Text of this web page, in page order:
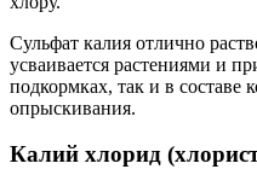
Сульфат калия отлично
усваивается растениями и
подкормках, так и в составе
опрыскивания.
Калий хлорид